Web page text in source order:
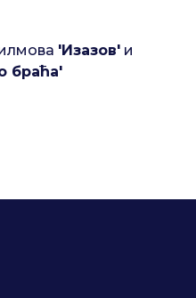
'Изазов' и
браћа'